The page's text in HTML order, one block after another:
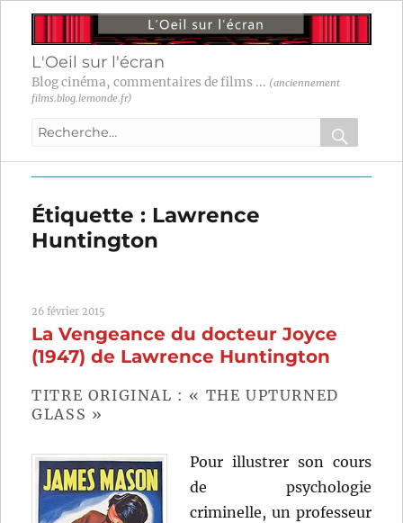
L'Oeil sur l'écran
Blog cinéma, commentaires de films ... (anciennement
films.blog.lemonde.fr)
Recherche
:
OK
Étiquette : Lawrence
Huntington
26 février 2015
La Vengeance du docteur Joyce
(1947) de Lawrence Huntington
TITRE ORIGINAL : « THE UPTURNED
GLASS »
Pour illustrer son cours
de psychologie
criminelle, un professeur